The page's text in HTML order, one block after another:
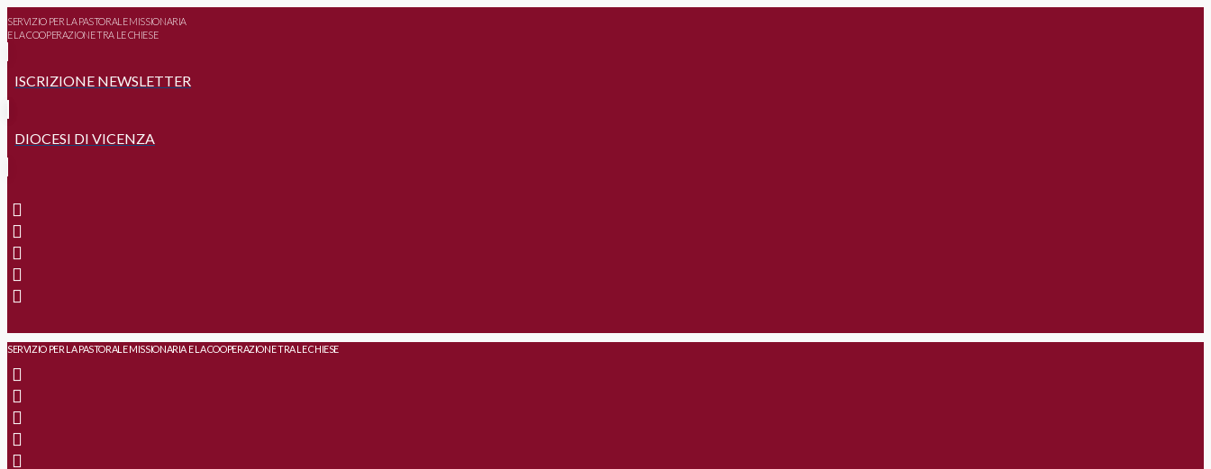
SERVIZIO PER LA PASTORALE MISSIONARIA
E LA COOPERAZIONE TRA LE CHIESE
ISCRIZIONE NEWSLETTER
DIOCESI DI VICENZA
SERVIZIO PER LA PASTORALE MISSIONARIA E LA COOPERAZIONE TRA LE CHIESE